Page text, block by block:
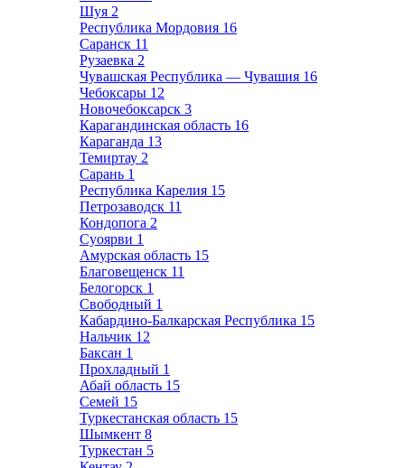
Шуя 2
Республика Мордовия 16
Саранск 11
Рузаевка 2
Чувашская Республика — Чувашия 16
Чебоксары 12
Новочебоксарск 3
Карагандинская область 16
Караганда 13
Темиртау 2
Сарань 1
Республика Карелия 15
Петрозаводск 11
Кондопога 2
Суоярви 1
Амурская область 15
Благовещенск 11
Белогорск 1
Свободный 1
Кабардино-Балкарская Республика 15
Нальчик 12
Баксан 1
Прохладный 1
Абай область 15
Семей 15
Туркестанская область 15
Шымкент 8
Туркестан 5